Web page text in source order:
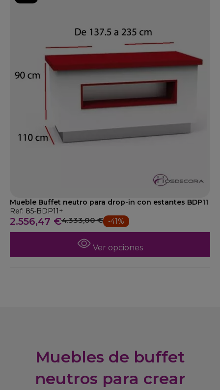
Mueble Buffet neutro para drop-in con estantes BDP11
Ref: 85-BDP11+
2.556,47 €4.333,00 € -41%
Ver opciones
Muebles de buffet
neutros para crear